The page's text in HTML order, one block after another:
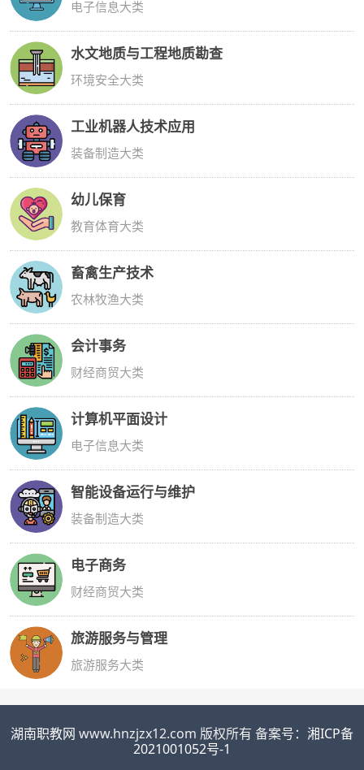
电子信息大类
水文地质与工程地质勘查
环境安全大类
工业机器人技术应用
装备制造大类
幼儿保育
教育体育大类
畜禽生产技术
农林牧渔大类
会计事务
财经商贸大类
计算机平面设计
电子信息大类
智能设备运行与维护
装备制造大类
电子商务
财经商贸大类
旅游服务与管理
旅游服务大类
湖南职教网 www.hnzjzx12.com 版权所有 备案号： 湘ICP备
2021001052号-1